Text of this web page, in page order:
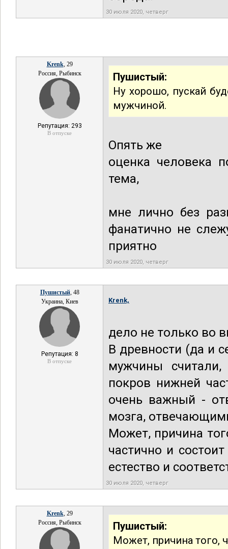
30 июля 2020, четверг
Krenk, 29
Россия, Рыбинск
Репутация: 293
В отпуске
Пушистый:
Ну хорошо, пускай
мужчиной.
Опять же
оценка человека
тема,
мне лично без
фанатично не
приятно
30 июля 2020, четверг
Пушистый, 48
Украина, Киев
Репутация: 8
В отпуске
Krenk,
дело не только во
В древности (да и
мужчины
покров нижней
очень важный -
мозга,
Может, причина
частично и
естество и
30 июля 2020, четверг
Krenk, 29
Россия, Рыбинск
Пушистый:
Может, причина того,